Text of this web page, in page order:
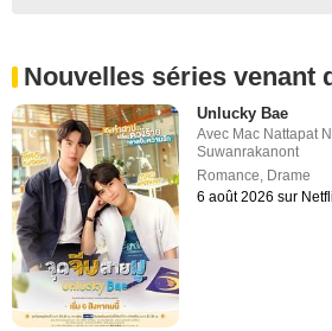
Nouvelles séries venant
Unlucky Bae
Avec Mac Nattapat
Suwanrakanont
Romance, Drame
6 août 2026 sur